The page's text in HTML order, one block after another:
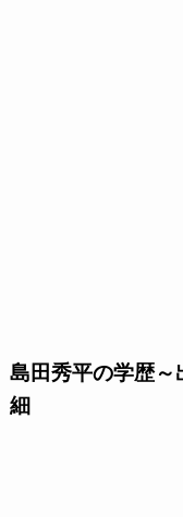
島田秀平の学歴～
細